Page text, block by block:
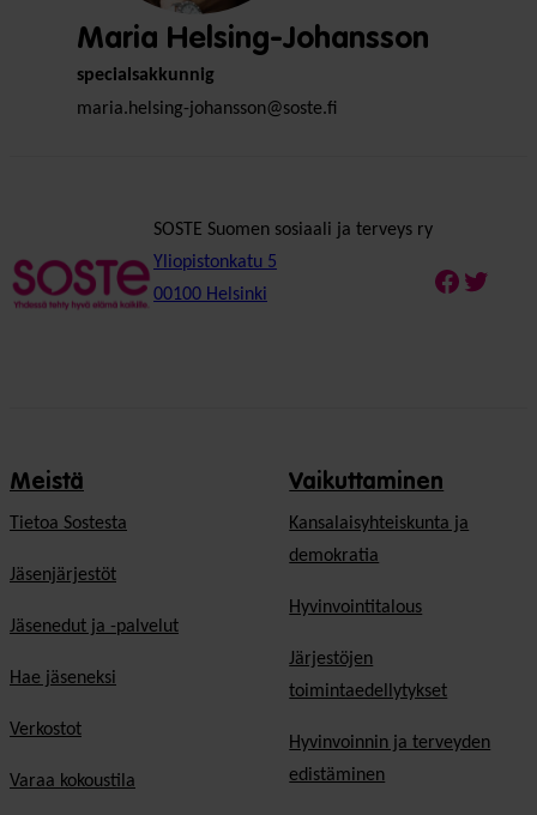
Maria Helsing-Johansson
specialsakkunnig
maria.helsing-johansson@soste.fi
SOSTE Suomen sosiaali ja terveys ry
Yliopistonkatu 5
00100 Helsinki
Meistä
Tietoa Sostesta
Jäsenjärjestöt
Jäsenedut ja -palvelut
Hae jäseneksi
Verkostot
Varaa kokoustila
Vaikuttaminen
Kansalaisyhteiskunta ja
demokratia
Hyvinvointitalous
Järjestöjen
toimintaedellytykset
Hyvinvoinnin ja terveyden
edistäminen